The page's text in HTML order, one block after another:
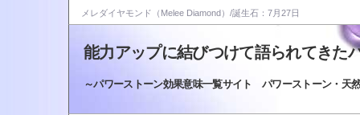
メレダイヤモンド（Melee Diamond）/誕生石：7月27日
能力アップに結びつけて語られてきた
～パワーストーン効果意味一覧サイト パワーストーン・天